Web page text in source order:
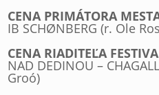
CENA PRIMÁTORA
IB SCHØNBERG (r. Ole
CENA RIADITEĽA
NAD DEDINOU –
Groó)